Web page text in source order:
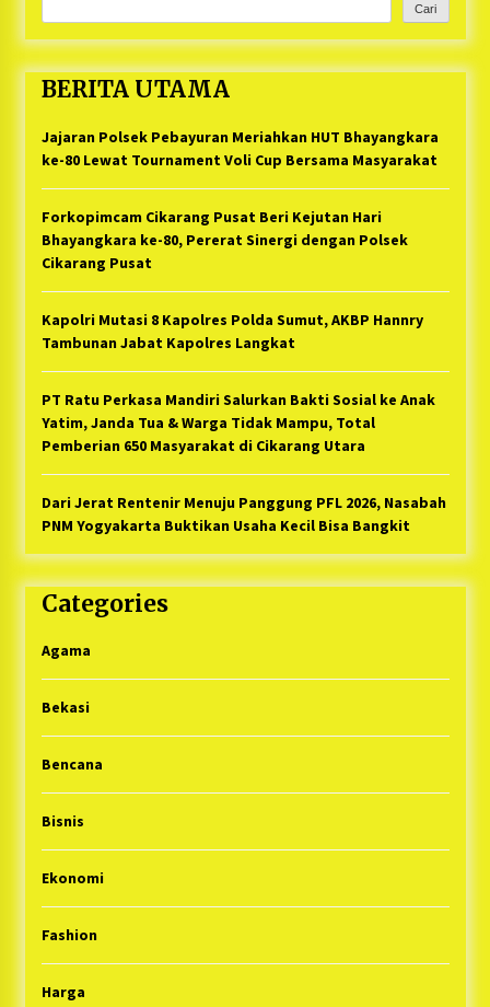
Cari
BERITA UTAMA
Jajaran Polsek Pebayuran Meriahkan HUT Bhayangkara
ke-80 Lewat Tournament Voli Cup Bersama Masyarakat
Forkopimcam Cikarang Pusat Beri Kejutan Hari
Bhayangkara ke-80, Pererat Sinergi dengan Polsek
Cikarang Pusat
Kapolri Mutasi 8 Kapolres Polda Sumut, AKBP Hannry
Tambunan Jabat Kapolres Langkat
PT Ratu Perkasa Mandiri Salurkan Bakti Sosial ke Anak
Yatim, Janda Tua & Warga Tidak Mampu, Total
Pemberian 650 Masyarakat di Cikarang Utara
Dari Jerat Rentenir Menuju Panggung PFL 2026, Nasabah
PNM Yogyakarta Buktikan Usaha Kecil Bisa Bangkit
Categories
Agama
Bekasi
Bencana
Bisnis
Ekonomi
Fashion
Harga